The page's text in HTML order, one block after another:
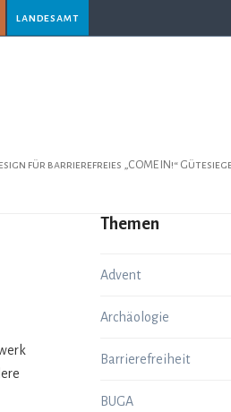
landesamt
für barrierefreies „COME IN!“
Themen
Advent
Archäologie
Barrierefreiheit
BUGA